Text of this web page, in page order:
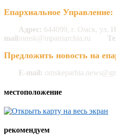
Епархиальное Управление:
Адрес: 644099, г. Омск, ул.
mail:omsk@mpatriarchia.ru
Предложить новость на
E-mail:
местоположение
рекомендуем